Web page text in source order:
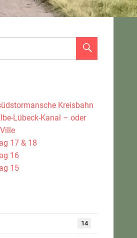
Kreisbahn
Lübeck-Kanal – oder
17 & 18
16
15
14